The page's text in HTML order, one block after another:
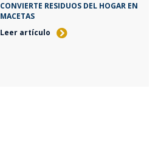
CONVIERTE RESIDUOS DEL HOGAR EN
MACETAS
Leer artículo